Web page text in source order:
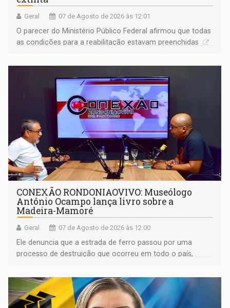
Geral 07 de Agosto de 2026 às 12:01
O parecer do Ministério Público Federal afirmou que todas
as condições para a reabilitação estavam preenchidas
CONEXÃO RONDONIAOVIVO: Museólogo
Antônio Ocampo lança livro sobre a
Madeira-Mamoré
Geral 07 de Agosto de 2026 às 12:00
Ele denuncia que a estrada de ferro passou por uma
processo de destruição que ocorreu em todo o país,